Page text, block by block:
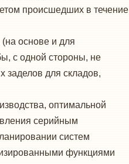
проис­шедших в течение
основе и для
с одной стороны, не
заделов для складов,
опти­мальной
се­рийным
систем
функциями